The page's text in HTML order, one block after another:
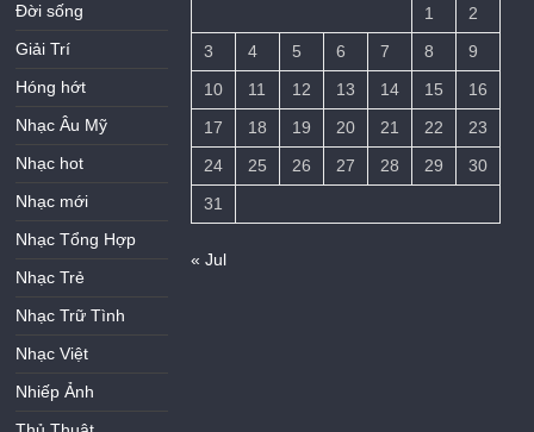
Đời sống
Giải Trí
Hóng hớt
Nhạc Âu Mỹ
Nhạc hot
Nhạc mới
Nhạc Tổng Hợp
Nhạc Trẻ
Nhạc Trữ Tình
Nhạc Việt
Nhiếp Ảnh
1
2
3
4 5 6 7 8
9
10
11 12 13 14 15
16
17
18 19 20 21 22
23
24
25 26 27 28 29
30
31
« Jul